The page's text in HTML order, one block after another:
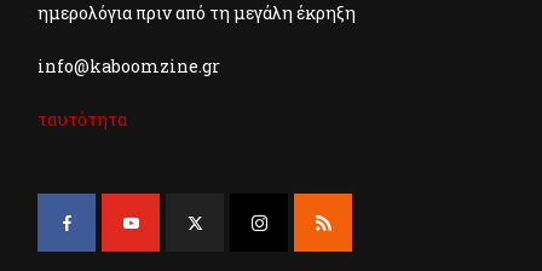
ημερολόγια πριν από τη μεγάλη έκρηξη
info@kaboomzine.gr
ταυτότητα